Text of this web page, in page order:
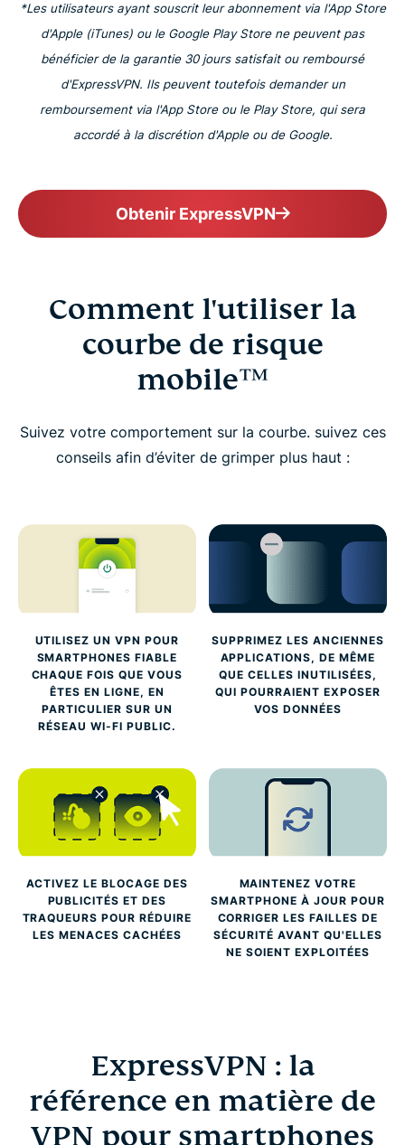
*Les utilisateurs ayant souscrit leur abonnement via l'App Store
d'Apple (iTunes) ou le Google Play Store ne peuvent pas
bénéficier de la garantie 30 jours satisfait ou remboursé
d'ExpressVPN. Ils peuvent toutefois demander un
remboursement via l'App Store ou le Play Store, qui sera
accordé à la discrétion d'Apple ou de Google.
Obtenir ExpressVPN
Comment l'utiliser la
courbe de risque
mobile™
Suivez votre comportement sur la courbe. suivez ces
conseils afin d’éviter de grimper plus haut :
UTILISEZ UN VPN POUR
SMARTPHONES FIABLE
CHAQUE FOIS QUE VOUS
ÊTES EN LIGNE, EN
PARTICULIER SUR UN
RÉSEAU WI-FI PUBLIC.
SUPPRIMEZ LES ANCIENNES
APPLICATIONS, DE MÊME
QUE CELLES INUTILISÉES,
QUI POURRAIENT EXPOSER
VOS DONNÉES
ACTIVEZ LE BLOCAGE DES
PUBLICITÉS ET DES
TRAQUEURS POUR RÉDUIRE
LES MENACES CACHÉES
MAINTENEZ VOTRE
SMARTPHONE À JOUR POUR
CORRIGER LES FAILLES DE
SÉCURITÉ AVANT QU'ELLES
NE SOIENT EXPLOITÉES
ExpressVPN : la
référence en matière de
VPN pour smartphones